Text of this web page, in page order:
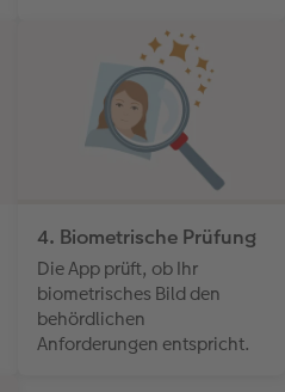
4. Biometrische Prüfung
Die App prüft, ob Ihr
biometrisches Bild den
behördlichen
Anforderungen entspricht.